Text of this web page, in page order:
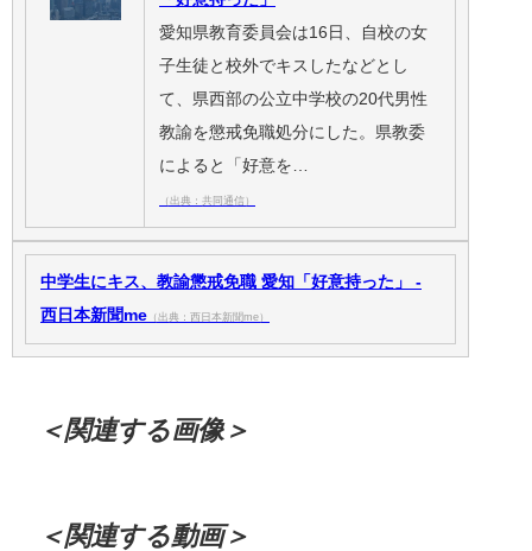
愛知県教育委員会は16日、自校の女
子生徒と校外でキスしたなどとし
て、県西部の公立中学校の20代男性
教諭を懲戒免職処分にした。県教委
によると「好意を…
（出典：共同通信）
中学生にキス、教諭懲戒免職 愛知「好意持った」 -
西日本新聞me （出典：西日本新聞me）
＜関連する画像＞
＜関連する動画＞